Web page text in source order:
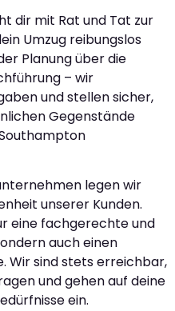
dir mit Rat und Tat zur
Umzug reibungslos
Planung über die
– wir
und stellen sicher,
Gegenstände
legen wir
unserer Kunden.
eine fachgerechte und
auch einen
Wir sind stets erreichbar,
und gehen auf deine
ein.